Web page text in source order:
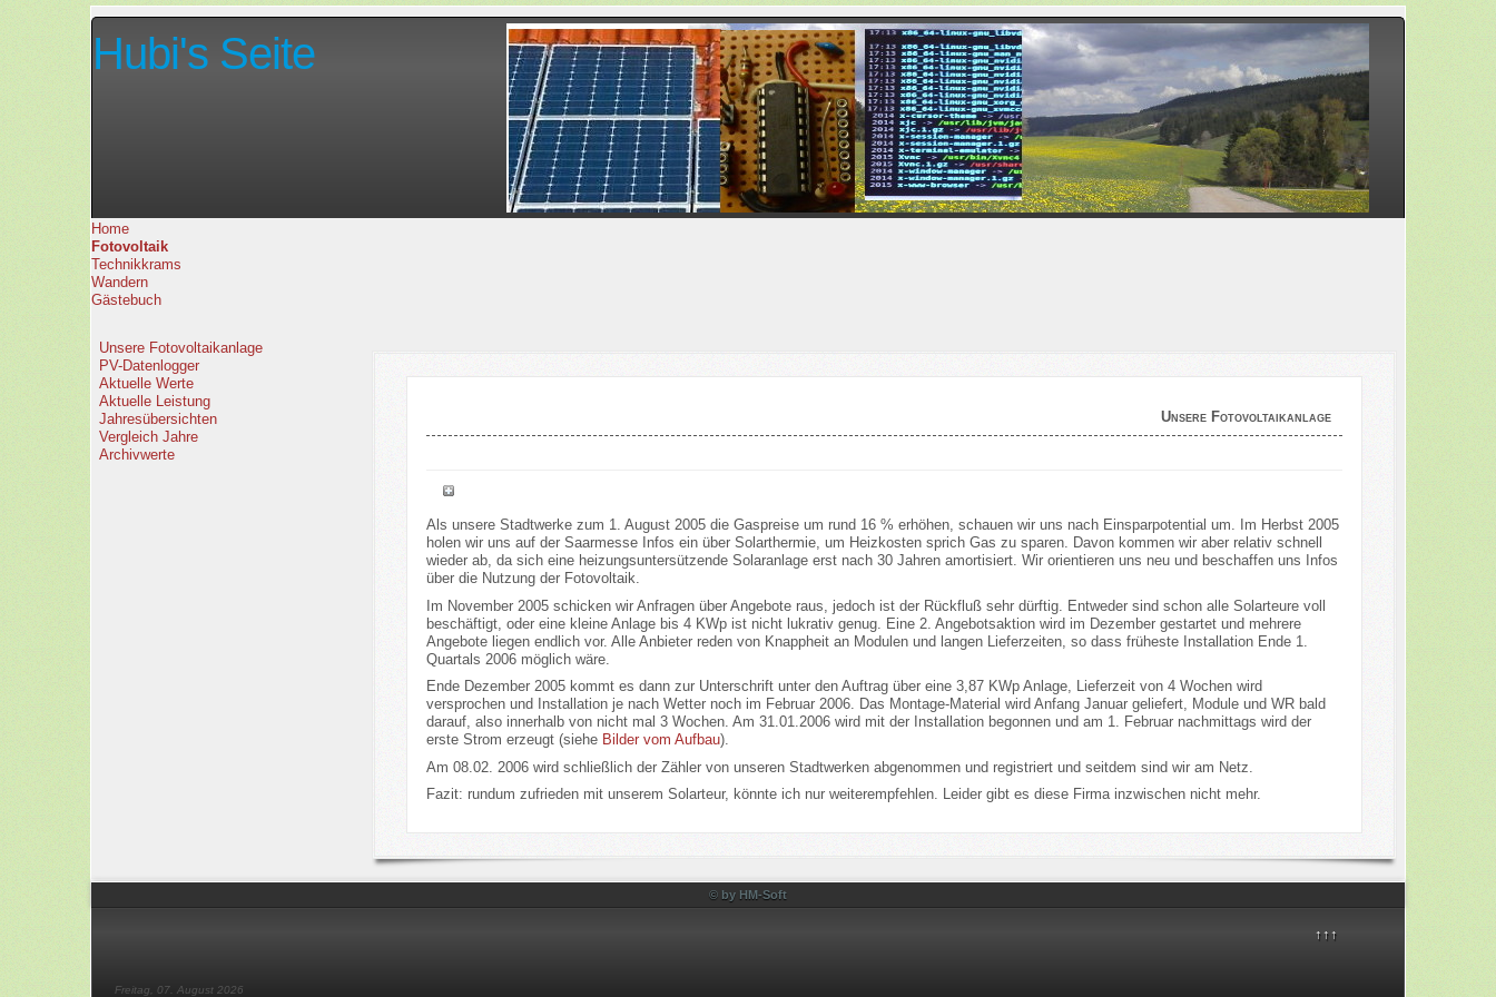
Hubi's Seite
Home
Fotovoltaik
Technikkrams
Wandern
Gästebuch
Unsere Fotovoltaikanlage
PV-Datenlogger
Aktuelle Werte
Aktuelle Leistung
Jahresübersichten
Vergleich Jahre
Archivwerte
Unsere Fotovoltaikanlage
Als unsere Stadtwerke zum 1. August 2005 die Gaspreise um rund 16 % erhöhen, schauen wir uns nach Einsparpotential um. Im Herbst 2005
holen wir uns auf der Saarmesse Infos ein über Solarthermie, um Heizkosten sprich Gas zu sparen. Davon kommen wir aber relativ schnell
wieder ab, da sich eine heizungsuntersützende Solaranlage erst nach 30 Jahren amortisiert. Wir orientieren uns neu und beschaffen uns Infos
über die Nutzung der Fotovoltaik.
Im November 2005 schicken wir Anfragen über Angebote raus, jedoch ist der Rückfluß sehr dürftig. Entweder sind schon alle Solarteure voll
beschäftigt, oder eine kleine Anlage bis 4 KWp ist nicht lukrativ genug. Eine 2. Angebotsaktion wird im Dezember gestartet und mehrere
Angebote liegen endlich vor. Alle Anbieter reden von Knappheit an Modulen und langen Lieferzeiten, so dass früheste Installation Ende 1.
Quartals 2006 möglich wäre.
Ende Dezember 2005 kommt es dann zur Unterschrift unter den Auftrag über eine 3,87 KWp Anlage, Lieferzeit von 4 Wochen wird
versprochen und Installation je nach Wetter noch im Februar 2006. Das Montage-Material wird Anfang Januar geliefert, Module und WR bald
darauf, also innerhalb von nicht mal 3 Wochen. Am 31.01.2006 wird mit der Installation begonnen und am 1. Februar nachmittags wird der
erste Strom erzeugt (siehe Bilder vom Aufbau).
Am 08.02. 2006 wird schließlich der Zähler von unseren Stadtwerken abgenommen und registriert und seitdem sind wir am Netz.
Fazit: rundum zufrieden mit unserem Solarteur, könnte ich nur weiterempfehlen. Leider gibt es diese Firma inzwischen nicht mehr.
© by HM-Soft
↑↑↑
Freitag, 07. August 2026